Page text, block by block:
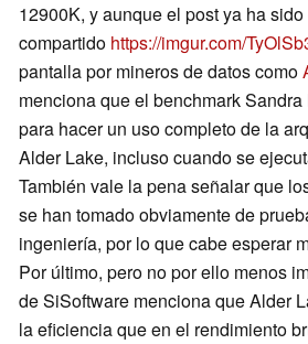
12900K, y aunque el post ya ha
compartido https://imgur.com/
pantalla por mineros de datos como
menciona que el benchmark
para hacer un uso completo de la
Alder Lake, incluso cuando se
También vale la pena señalar que
se han tomado obviamente de
ingeniería, por lo que cabe esperar
Por último, pero no por ello menos
de SiSoftware menciona que Alder
la eficiencia que en el rendimiento